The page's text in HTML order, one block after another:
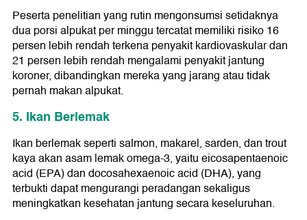
Peserta penelitian yang rutin mengonsumsi setidaknya
dua porsi alpukat per minggu tercatat memiliki risiko 16
persen lebih rendah terkena penyakit kardiovaskular dan
21 persen lebih rendah mengalami penyakit jantung
koroner, dibandingkan mereka yang jarang atau tidak
pernah makan alpukat.
5. Ikan Berlemak
Ikan berlemak seperti salmon, makarel, sarden, dan trout
kaya akan asam lemak omega-3, yaitu eicosapentaenoic
acid (EPA) dan docosahexaenoic acid (DHA), yang
terbukti dapat mengurangi peradangan sekaligus
meningkatkan kesehatan jantung secara keseluruhan.